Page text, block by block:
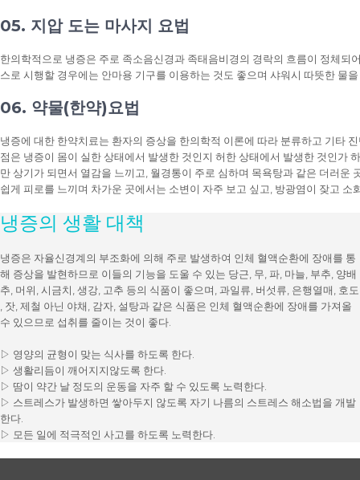
05. 지압 도는 마사지 요법
한의학적으로 냉증은 주로 족소음신경과 족태음비경의 경락의 흐름이 정체
스로 시행할 경우에는 안마용 기구를 이용하는 것도 좋으며 샤워시 따뜻한 물
06. 약물(한약)요법
냉증에 대한 한약치료는 환자의 증상을 한의학적 이론에 따라 분류하고 기타
점은 냉증이 몸이 실한 상태에서 발생한 것인지 허한 상태에서 발생한 것인가
만 상기가 되면서 열감을 느끼고, 월경통이 주로 심하며 목욕탕과 같은 더러
쉽게 피로를 느끼며 차가운 곳에서는 소변이 자주 보고 싶고, 방광염이 잦고
냉증의 생활 대책
냉증은 자율신경계의 부조화에 의해 주로 발생하여 인체 혈액순환에 장애를 통
해 증상을 발현하므로 이들의 기능을 도울 수 있는 당근, 무, 파, 마늘, 부추, 양배
추, 머위, 시금치, 생강, 고추 등의 식품이 좋으며, 과일류, 버섯류, 은행열매, 호도
, 잣, 제철 아닌 야채, 감자, 설탕과 같은 식품은 인체 혈액순환에 장애를 가져올
수 있으므로 섭취를 줄이는 것이 좋다.
▷ 영양의 균형이 맞는 식사를 하도록 한다.
▷ 생활리듬이 깨어지지않도록 한다.
▷ 땀이 약간 날 정도의 운동을 자주 할 수 있도록 노력한다.
▷ 스트레스가 발생하면 쌓아두지 않도록 자기 나름의 스트레스 해소법을 개발
한다.
▷ 모든 일에 적극적인 사고를 하도록 노력한다.